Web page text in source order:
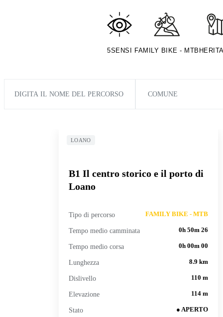
5SENSI FAMILY BIKE - MTB
LOANO
B1 Il centro storico e il porto di
Loano
Tipo di percorso FAMILY BIKE - MTB
Tempo medio camminata 0h 50m 26
Tempo medio corsa 0h 00m 00
Lunghezza 8.9 km
Dislivello 110 m
Elevazione 114 m
Stato ● APERTO